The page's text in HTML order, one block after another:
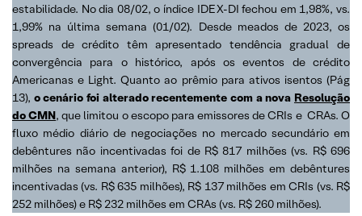
estabilidade. No dia 08/02, o índice IDEX-DI fechou em 1,98%, vs.
1,99% na última semana (01/02). Desde meados de 2023, os
spreads de crédito têm apresentado tendência gradual de
convergência para o histórico, após os eventos de crédito
Americanas e Light. Quanto ao prêmio para ativos isentos (Pág
13), o cenário foi alterado recentemente com a nova Resolução
do CMN, que limitou o escopo para emissores de CRIs e CRAs. O
fluxo médio diário de negociações no mercado secundário em
debêntures não incentivadas foi de R$ 817 milhões (vs. R$ 696
milhões na semana anterior), R$ 1.108 milhões em debêntures
incentivadas (vs. R$ 635 milhões), R$ 137 milhões em CRIs (vs. R$
252 milhões) e R$ 232 milhões em CRAs (vs. R$ 260 milhões).